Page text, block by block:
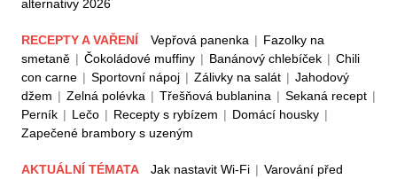
alternativy 2026
RECEPTY A VAŘENÍ Vepřová panenka | Fazolky na
smetaně | Čokoládové muffiny | Banánový chlebíček | Chili
con carne | Sportovní nápoj | Zálivky na salát | Jahodový
džem | Zelná polévka | Třešňová bublanina | Sekaná recept |
Perník | Lečo | Recepty s rybízem | Domácí housky |
Zapečené brambory s uzeným
AKTUÁLNÍ TÉMATA Jak nastavit Wi-Fi | Varování před